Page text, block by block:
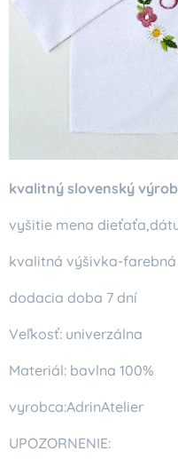
kvalitný slovenský
vyšitie mena
kvalitná výšivka-
dodacia doba 7 dní
Veľkosť: univerzálna
Materiál: bavlna 100%
vyrobca:AdrinAtelier
UPOZORNENIE: